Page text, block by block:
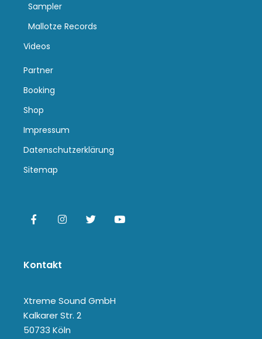
Sampler
Mallotze Records
Videos
Partner
Booking
Shop
Impressum
Datenschutzerklärung
Sitemap
Kontakt
Xtreme Sound GmbH
Kalkarer Str. 2
50733 Köln